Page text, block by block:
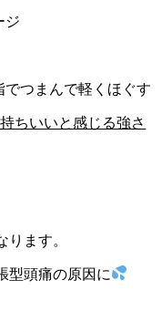
ジ
つまんで軽くほぐす
ちいいと感じる強さ
ます。
型頭痛の原因に